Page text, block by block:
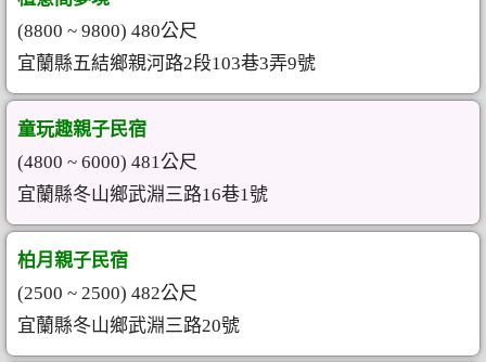
(8800 ~ 9800) 480公尺
宜蘭縣五結鄉親河路2段103巷3弄9號
童玩趣親子民宿
(4800 ~ 6000) 481公尺
宜蘭縣冬山鄉武淵三路16巷1號
柏月親子民宿
(2500 ~ 2500) 482公尺
宜蘭縣冬山鄉武淵三路20號